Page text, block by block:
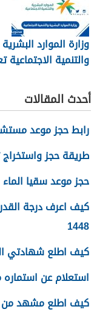
وزارة الموارد البشرية
والتنمية الاجتماعية
الاجتماعي المطور
1448
أحدث المقالات
رابط حجز موعد
طريقة حجز واستخراج
حجز موعد سقيا الماء 1448 بوابة المواطن
كيف اعرف درجة
1448
كيف اطلع شهادتي
استعلام عن استماره منتهيه 1448
كيف اطلع مشهد من